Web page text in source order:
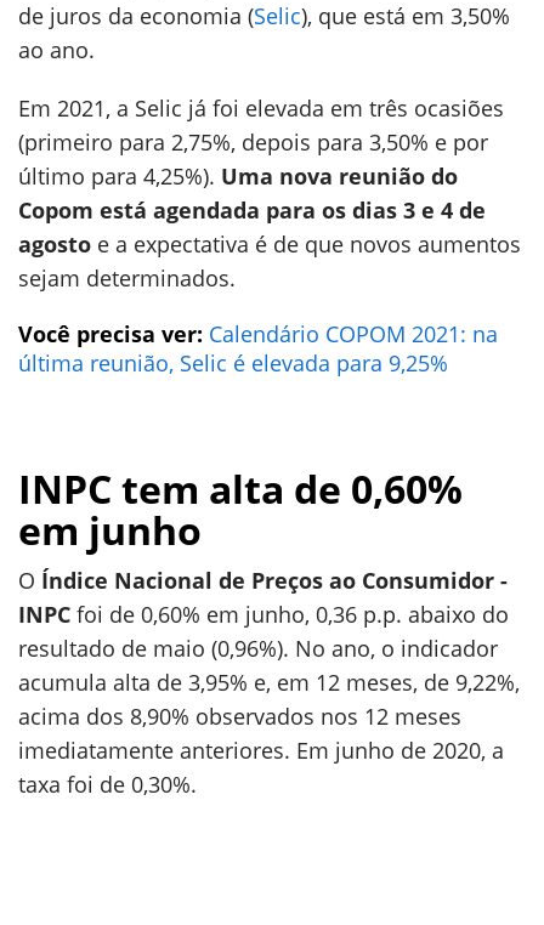
de juros da economia (Selic), que está em 3,50%
ao ano.
Em 2021, a Selic já foi elevada em três ocasiões
(primeiro para 2,75%, depois para 3,50% e por
último para 4,25%). Uma nova reunião do
Copom está agendada para os dias 3 e 4 de
agosto e a expectativa é de que novos aumentos
sejam determinados.
Você precisa ver: Calendário COPOM 2021: na
última reunião, Selic é elevada para 9,25%
INPC tem alta de 0,60%
em junho
O Índice Nacional de Preços ao Consumidor -
INPC foi de 0,60% em junho, 0,36 p.p. abaixo do
resultado de maio (0,96%). No ano, o indicador
acumula alta de 3,95% e, em 12 meses, de 9,22%,
acima dos 8,90% observados nos 12 meses
imediatamente anteriores. Em junho de 2020, a
taxa foi de 0,30%.